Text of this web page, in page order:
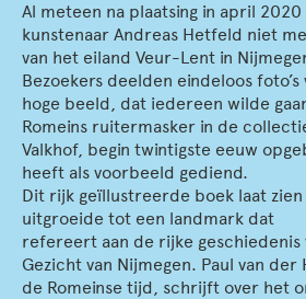
Al meteen na plaatsing in april 2020
kunstenaar Andreas Hetfeld niet
van het eiland Veur-Lent in
Bezoekers deelden eindeloos
hoge beeld, dat iedereen wilde
Romeins ruitermasker in de
Valkhof, begin twintigste eeuw
heeft als voorbeeld gediend.
Dit rijk geïllustreerde boek laat
uitgroeide tot een landmark dat
refereert aan de rijke geschiedenis
Gezicht van Nijmegen. Paul van
de Romeinse tijd, schrijft over het